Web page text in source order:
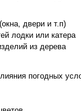
двери и т.п)
лодки или катера
из дерева
погодных